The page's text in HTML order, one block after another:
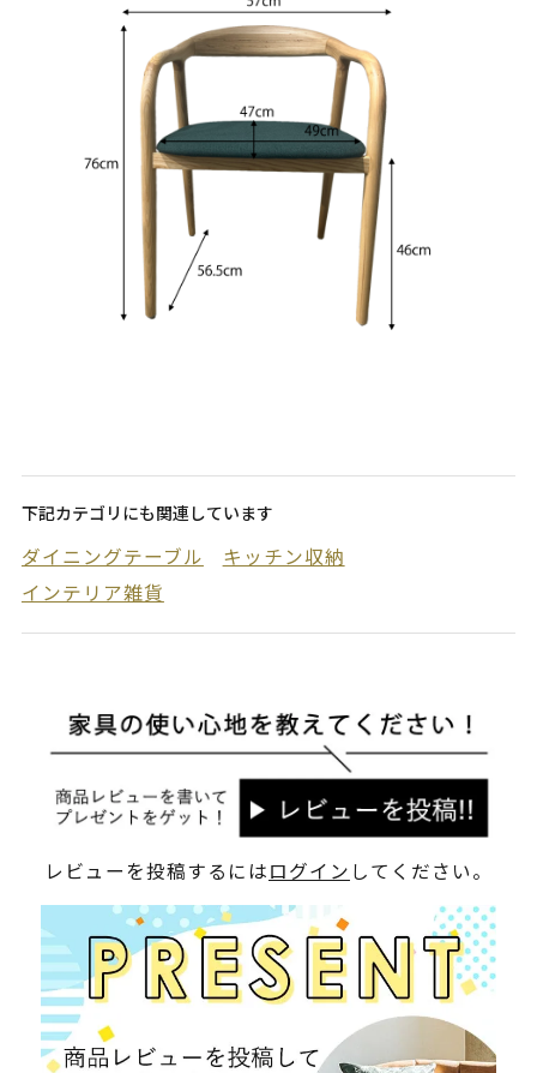
下記カテゴリにも関連しています
ダイニングテーブル
キッチン収納
インテリア雑貨
レビューを投稿するにはログイン してください。